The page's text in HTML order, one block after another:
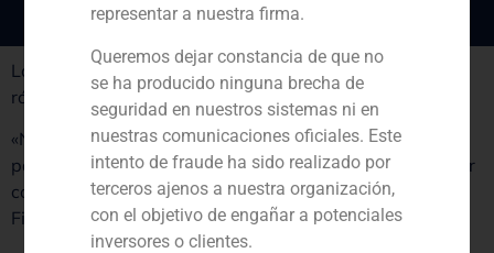
Los empresarios avalan las cuentas pero exigen una
rápida ejecución.
«No estamos seguros de que sean unos presupuesto
para salir de la crisis, pero sí los necesarios para cumplir
con lo exigido por la UE», expresa Iván, director de GBS
Finance Family Office.
representar a nuestra firma.
Queremos dejar constancia de que no
se ha producido ninguna brecha de
seguridad en nuestros sistemas ni en
nuestras comunicaciones oficiales. Este
intento de fraude ha sido realizado por
terceros ajenos a nuestra organización,
con el objetivo de engañar a potenciales
inversores o clientes.